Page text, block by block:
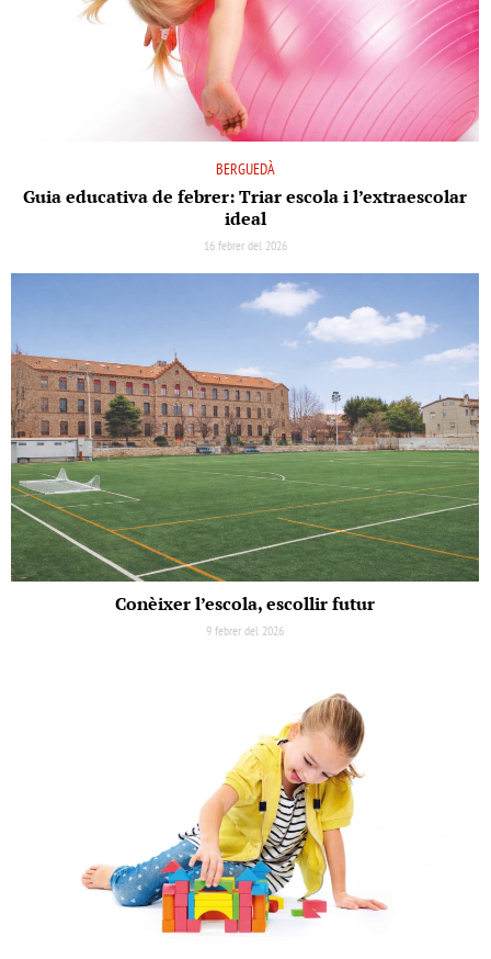
BERGUEDÀ
Guia educativa de febrer: Triar escola i l’extraescolar
ideal
16 febrer del 2026
Conèixer l’escola, escollir futur
9 febrer del 2026